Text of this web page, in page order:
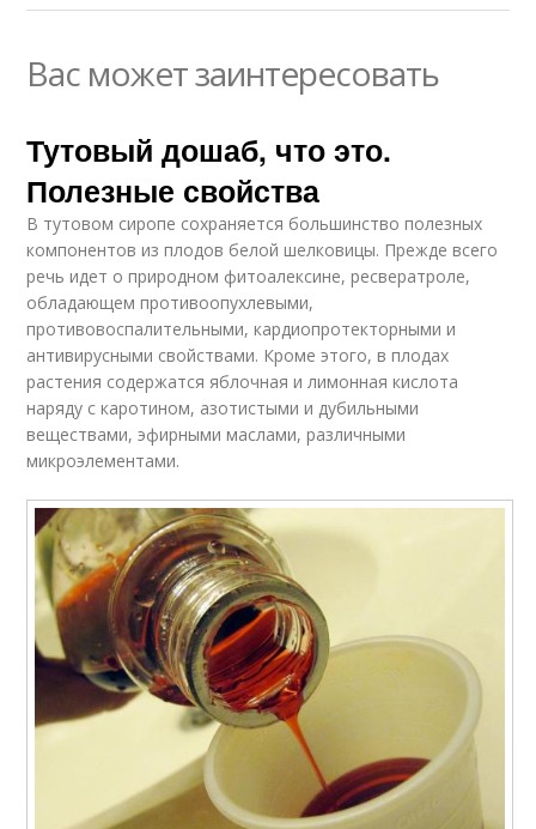
Вас может заинтересовать
Тутовый дошаб, что это.
Полезные свойства
В тутовом сиропе сохраняется большинство полезных
компонентов из плодов белой шелковицы. Прежде всего
речь идет о природном фитоалексине, ресвератроле,
обладающем противоопухлевыми,
противовоспалительными, кардиопротекторными и
антивирусными свойствами. Кроме этого, в плодах
растения содержатся яблочная и лимонная кислота
наряду с каротином, азотистыми и дубильными
веществами, эфирными маслами, различными
микроэлементами.